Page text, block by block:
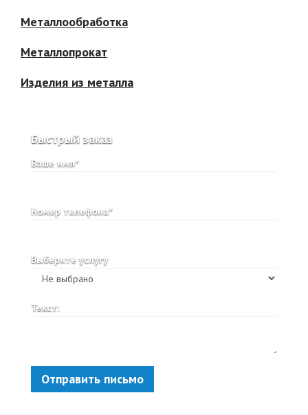
Металлообработка
Металлопрокат
Изделия из металла
Быстрый заказ
Ваше имя*
Номер телефона*
Выберите услугу
Текст:
Отправить письмо